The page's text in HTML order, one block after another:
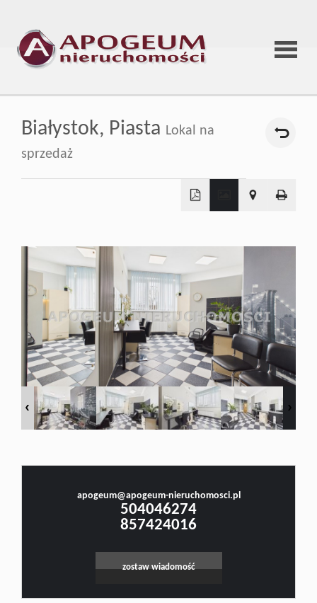
Strona
O
firmie
Oferta
Rynek
Kontakt
Białystok, Piasta Lokal na
sprzedaż
−
apogeum@apogeum-nieruchomosci.pl
504046274
857424016
zostaw wiadomość